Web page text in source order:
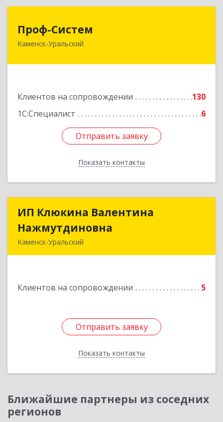
Проф-Систем
Каменск-Уральский
Клиентов на сопровождении
130
1С:Специалист
6
Отправить заявку
Показать контакты
623406, Свердловская обл, Каменск-Уральский
Отправить заявку
Назад
ИП Клюкина Валентина
Нажмутдиновна
Каменск-Уральский
Клиентов на сопровождении 5
Отправить заявку
Показать контакты
ИП Клюкина Валентина
Нажмутдиновна
Подробнее
Отправить заявку
Назад
Ближайшие партнеры из соседних
регионов